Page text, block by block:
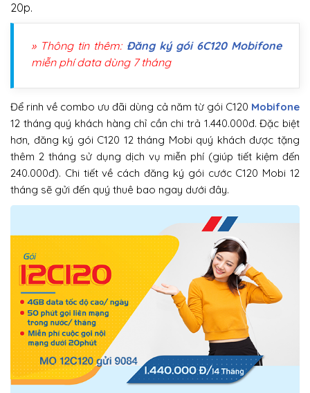
20p.
» Thông tin thêm: Đăng ký gói 6C120 Mobifone
miễn phí data dùng 7 tháng
Để rinh về combo ưu đãi dùng cả năm từ gói C120 Mobifone
12 tháng quý khách hàng chỉ cần chi trả 1.440.000đ. Đặc biệt
hơn, đăng ký gói C120 12 tháng Mobi quý khách được tặng
thêm 2 tháng sử dụng dịch vụ miễn phí (giúp tiết kiệm đến
240.000đ). Chi tiết về cách đăng ký gói cước C120 Mobi 12
tháng sẽ gửi đến quý thuê bao ngay dưới đây.